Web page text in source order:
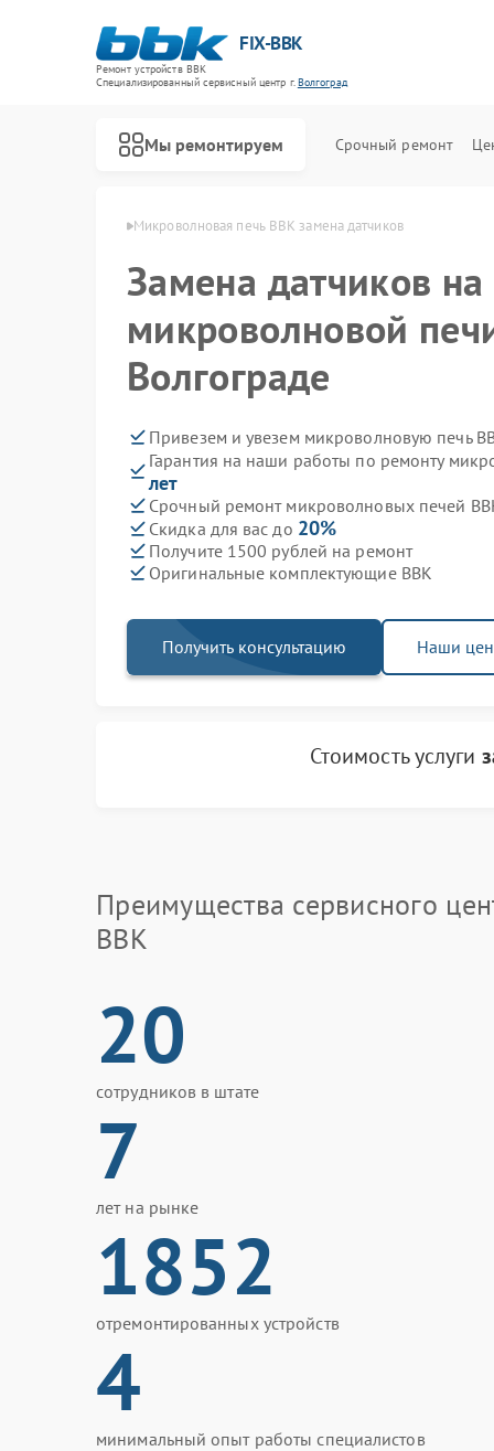
FIX-BBK
Ремонт устройств BBK
Специализированный cервисный центр г.Волгоград
Мы ремонтируем Срочный ремонт
BBK в Волгограде Микроволновая печь BBK замена датчиков
Замена датчиков на
микроволновой
Волгограде
Привезем и увезем микроволновую печь
Гарантия на наши работы по ремонту
лет
Срочный ремонт микроволновых печей
Скидка для вас до 20%
Получите 1500 рублей на ремонт
Оригинальные комплектующие BBK
Получить консультацию Наши
Стоимость услуги
Преимущества сервисного
BBK
20
сотрудников в штате
7
лет на рынке
1852
отремонтированных устройств
4
минимальный опыт работы специалистов